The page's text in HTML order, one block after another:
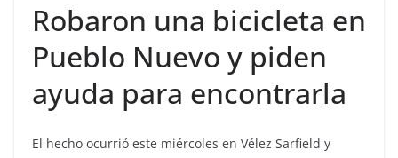
Robaron una bicicleta en
Pueblo Nuevo y piden
ayuda para encontrarla
El hecho ocurrió este miércoles en Vélez Sarfield y